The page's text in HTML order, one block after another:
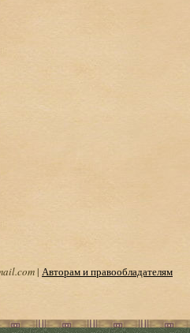
| Авторам и правообладателям